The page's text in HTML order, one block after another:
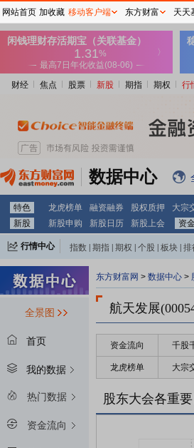
财经 焦点 股票 新股 期指 期权 行
数据中心
特色 龙虎榜单 融资融券 股权质押 大宗
新股
新股申购 新股日历 新股上会 资
行情中心 指数 期指 期权 个股 板块 排
全景图
首页
我的数据
热门数据
资金流向
东方财富网 > 数据中心 >
航天发展
资金流向 千股
龙虎榜单 大宗
股东大会各重
网站首页 加收藏 移动客户端 东方财富 天天